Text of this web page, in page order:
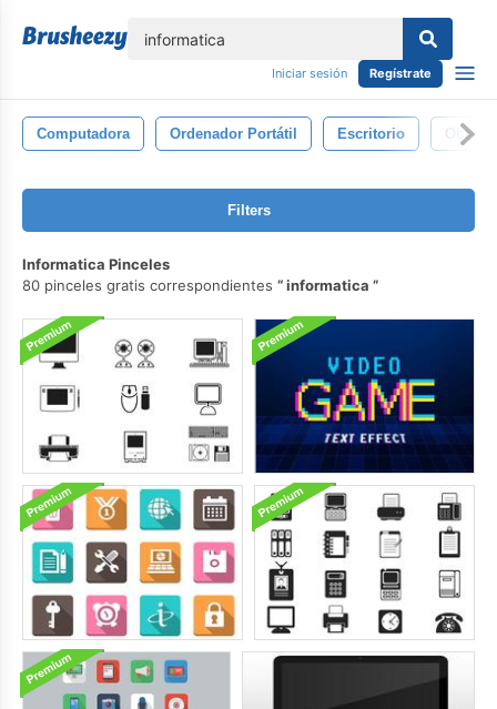
Iniciar sesión Regístrate
Computadora Ordenador Portátil Escritorio Obrero
Filters
Informatica Pinceles
80 pinceles gratis correspondientes
informatica